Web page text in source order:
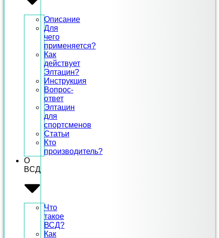
Описание
Для
чего
применяется?
Как
действует
Элтацин?
Инструкция
Вопрос-
ответ
Элтацин
для
спортсменов
Статьи
Кто
производитель?
О
ВСД
Что
такое
ВСД?
Как